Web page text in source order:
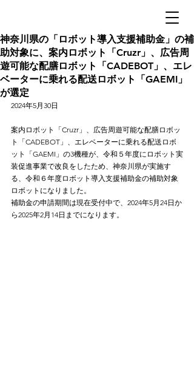
神奈川県の「ロボット導入支援補助金」の補
助対象に、案内ロボット「Cruzr」、広告周
遊可能な配膳ロボット「CADEBOT」、エレ
ベーターに乗れる配送ロボット「GAEMI」
が選定
2024年5月30日
案内ロボット「Cruzr」、広告周遊可能な配膳ロボッ
ト「CADEBOT」、エレベーターに乗れる配送ロボ
ット「GAEMI」の3機種が、令和５年度にロボット実
装促進事業で改良をしたため、神奈川県が実施す
る、令和６年度ロボット導入支援補助金の補助対象
ロボットになりました。
補助金の申請期間は現在受付中で、2024年5月24日か
ら2025年2月14日までになります。